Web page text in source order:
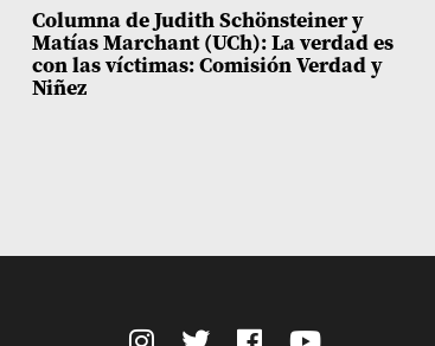
Columna de Judith Schönsteiner y
Matías Marchant (UCh): La verdad es
con las víctimas: Comisión Verdad y
Niñez